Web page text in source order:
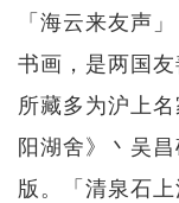
「海云来友声
书画，是两国
所藏多为沪上
阳湖舍》丶吴
版。「清泉石